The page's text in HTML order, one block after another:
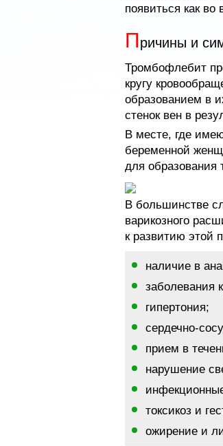
появиться как
Причины и
Тромбофлебит
кругу
образованием в
стенок вен в
В месте, где
беременной
для образования
В большинстве
варикозного
к развитию этой
наличие в
заболевания
гипертония;
сердечно-
прием в
нарушение
токсикоз и
ожирение и